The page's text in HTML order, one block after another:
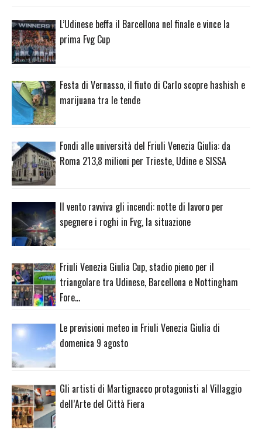
L’Udinese beffa il Barcellona nel finale e vince la
prima Fvg Cup
Festa di Vernasso, il fiuto di Carlo scopre hashish e
marijuana tra le tende
Fondi alle università del Friuli Venezia Giulia: da
Roma 213,8 milioni per Trieste, Udine e SISSA
Il vento ravviva gli incendi: notte di lavoro per
spegnere i roghi in Fvg, la situazione
Friuli Venezia Giulia Cup, stadio pieno per il
triangolare tra Udinese, Barcellona e Nottingham
Fore…
Le previsioni meteo in Friuli Venezia Giulia di
domenica 9 agosto
Gli artisti di Martignacco protagonisti al Villaggio
dell’Arte del Città Fiera